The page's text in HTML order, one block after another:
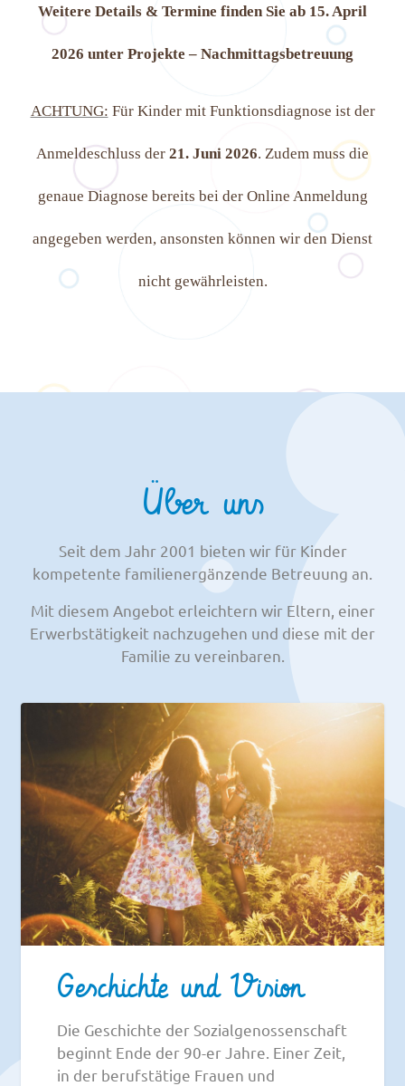
Weitere Details & Termine finden Sie ab 15. April
2026 unter Projekte – Nachmittagsbetreuung
ACHTUNG: Für Kinder mit Funktionsdiagnose ist der
Anmeldeschluss der 21. Juni 2026. Zudem muss die
genaue Diagnose bereits bei der Online Anmeldung
angegeben werden, ansonsten können wir den Dienst
nicht gewährleisten.
Über uns
Seit dem Jahr 2001 bieten wir für Kinder
kompetente familienergänzende Betreuung an.
Mit diesem Angebot erleichtern wir Eltern, einer
Erwerbstätigkeit nachzugehen und diese mit der
Familie zu vereinbaren.
Geschichte und Vision
Die Geschichte der Sozialgenossenschaft
beginnt Ende der 90-er Jahre. Einer Zeit,
in der berufstätige Frauen und